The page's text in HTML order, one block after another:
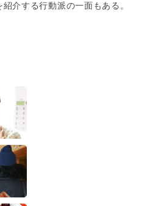
介する行動派の一面もある。